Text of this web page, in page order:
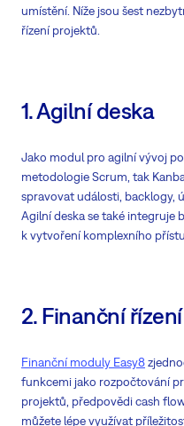
umístění. Níže jsou šest
řízení projektů.
1. Agilní deska
Jako modul pro agilní vývoj
metodologie Scrum, tak
spravovat události, backlogy,
Agilní deska se také integruje
k vytvoření komplexního
2. Finanční řízení
Finanční moduly Easy8
funkcemi jako rozpočtování
projektů, předpovědi cash
můžete lépe využívat